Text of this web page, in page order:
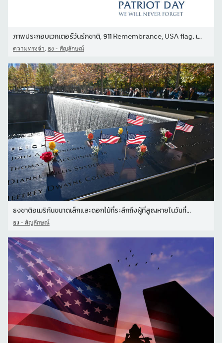
ภาพประกอบเวกเตอร์วันรักชาติ, 911 Remembrance, USA flag. เราจะไม่มี
ความทรงจำ, ธง - สัญลักษณ์
ธงชาติอเมริกันขนาดเล็กและดอกไม้ที่ระลึกถึงผู้ที่สูญหายในวันที่...
ธง - สัญลักษณ์